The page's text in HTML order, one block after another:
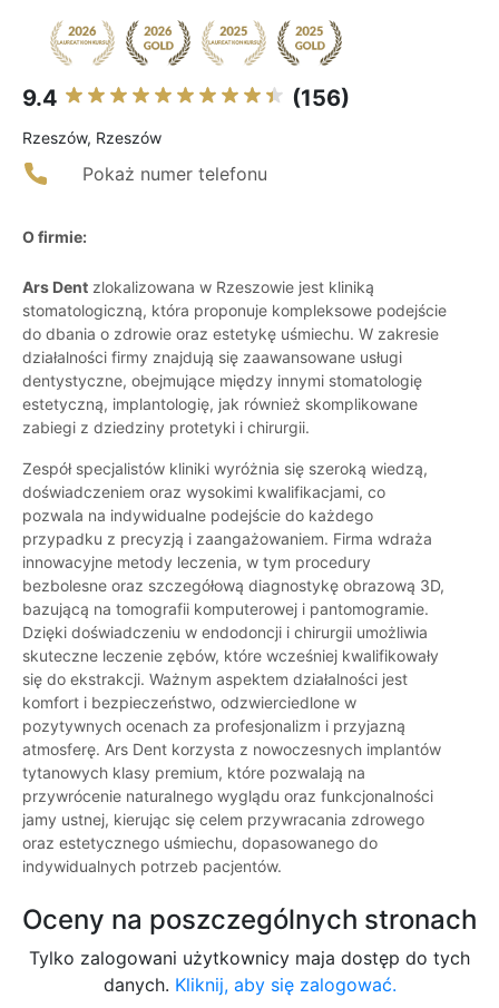
9.4 (156)
Rzeszów, Rzeszów
Pokaż numer telefonu
O firmie:
Ars Dent zlokalizowana w Rzeszowie jest kliniką
stomatologiczną, która proponuje kompleksowe podejście
do dbania o zdrowie oraz estetykę uśmiechu. W zakresie
działalności firmy znajdują się zaawansowane usługi
dentystyczne, obejmujące między innymi stomatologię
estetyczną, implantologię, jak również skomplikowane
zabiegi z dziedziny protetyki i chirurgii.
Zespół specjalistów kliniki wyróżnia się szeroką wiedzą,
doświadczeniem oraz wysokimi kwalifikacjami, co
pozwala na indywidualne podejście do każdego
przypadku z precyzją i zaangażowaniem. Firma wdraża
innowacyjne metody leczenia, w tym procedury
bezbolesne oraz szczegółową diagnostykę obrazową 3D,
bazującą na tomografii komputerowej i pantomogramie.
Dzięki doświadczeniu w endodoncji i chirurgii umożliwia
skuteczne leczenie zębów, które wcześniej kwalifikowały
się do ekstrakcji. Ważnym aspektem działalności jest
komfort i bezpieczeństwo, odzwierciedlone w
pozytywnych ocenach za profesjonalizm i przyjazną
atmosferę. Ars Dent korzysta z nowoczesnych implantów
tytanowych klasy premium, które pozwalają na
przywrócenie naturalnego wyglądu oraz funkcjonalności
jamy ustnej, kierując się celem przywracania zdrowego
oraz estetycznego uśmiechu, dopasowanego do
indywidualnych potrzeb pacjentów.
Oceny na poszczególnych stronach
Tylko zalogowani użytkownicy maja dostęp do tych
danych. Kliknij, aby się zalogować.